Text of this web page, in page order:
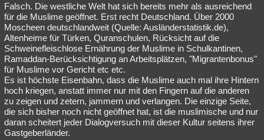
Falsch. Die westliche Welt hat sich bereits mehr als ausreichend
für die Muslime geöffnet. Erst recht Deutschland. Über 2000
Moscheen deutschlandweit (Quelle: Ausländerstatistik.de),
Altenheime für Türken, Quranschulen, Rücksicht auf die
Schweinefleischlose Ernährung der Muslime in Schulkantinen,
Ramaddan-Berücksichtigung an Arbeitsplätzen, "Migrantenbonus"
für Muslime vor Gericht etc etc.
Es ist höchste Eisenbahn, dass die Muslime auch mal ihre Hintern
hoch kriegen, anstatt immer nur mit den Fingern auf die anderen
zu zeigen und zetern, jammern und verlangen. Die einzige Seite,
die sich bisher noch nicht geöffnet hat, ist die muslimische und nur
daran scheitert jeder Dialogversuch mit dieser Kultur seitens ihrer
Gastgeberländer.